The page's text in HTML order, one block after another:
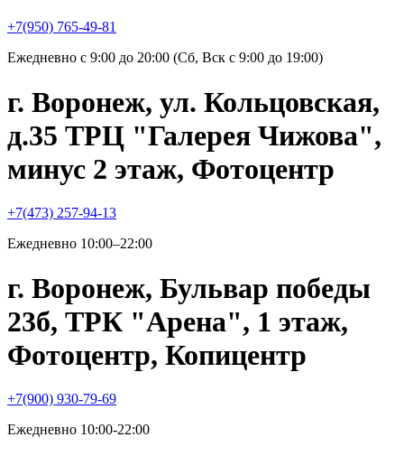
+7(950) 765-49-81
Ежедневно с 9:00 до 20:00 (Сб, Вск с 9:00 до 19:00)
г. Воронеж, ул. Кольцовская,
д.35 ТРЦ "Галерея Чижова",
минус 2 этаж, Фотоцентр
+7(473) 257-94-13
Ежедневно 10:00–22:00
г. Воронеж, Бульвар победы
23б, ТРК "Арена", 1 этаж,
Фотоцентр, Копицентр
+7(900) 930-79-69
Ежедневно 10:00-22:00